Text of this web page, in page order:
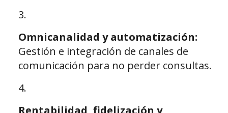
Omnicanalidad y automatización:
Gestión e integración de canales de
comunicación para no perder consultas.